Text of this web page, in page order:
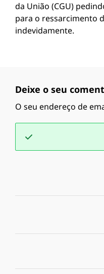
da União (CGU)
para o ressarcimento
indevidamente.
Deixe o seu
O seu endereço de